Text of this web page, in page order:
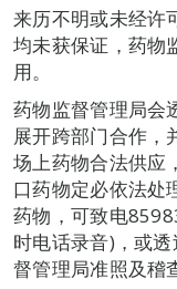
来历不明或未经许
均未获保证，药物
用。
药物监督管理局会
展开跨部门合作，
场上药物合法供应
口药物定必依法处
药物，可致电
时电话录音)，或
督管理局准照及稽